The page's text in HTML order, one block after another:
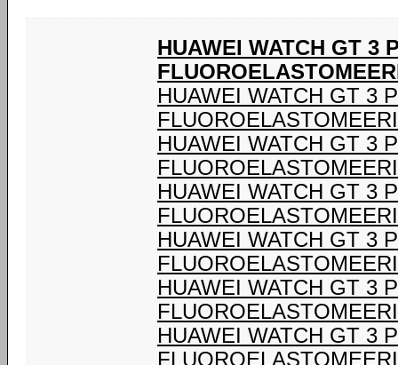
HUAWEI WATCH GT 3
HUAWEI WATCH GT 3
HUAWEI WATCH GT 3
HUAWEI WATCH GT 3
HUAWEI WATCH GT 3
HUAWEI WATCH GT 3
HUAWEI WATCH GT 3